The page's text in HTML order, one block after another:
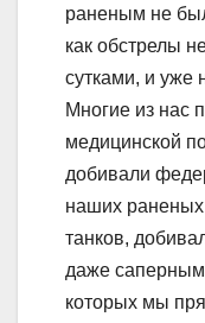
раненым не
как обстрелы
сутками, и уже
Многие из нас
медицинской
добивали
наших раненых
танков,
даже
которых мы